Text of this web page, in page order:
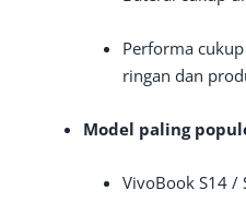
Performa
ringan dan
Model paling
VivoBook S14 /